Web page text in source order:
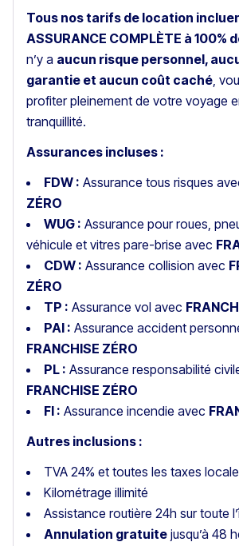
Tous nos tarifs de location
ASSURANCE COMPLÈTE à
n’y a aucun risque personnel,
garantie et aucun coût caché ,
profiter pleinement de votre voyage
tranquillité.
Assurances incluses :
FDW : Assurance tous risques
ZÉRO
WUG : Assurance pour roues,
véhicule et vitres pare-brise avec
CDW : Assurance collision avec
ZÉRO
TP : Assurance vol avec
PAI : Assurance accident
FRANCHISE ZÉRO
PL : Assurance responsabilité
FRANCHISE ZÉRO
FI : Assurance incendie avec
Autres inclusions :
TVA 24% et toutes les taxes
Kilométrage illimité
Assistance routière 24h sur toute
Annulation gratuite jusqu’à 48